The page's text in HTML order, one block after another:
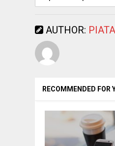
AUTHOR:
RECOMMENDED FOR